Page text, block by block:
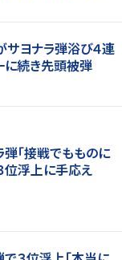
サヨナラ弾浴び４連
続き先頭被弾
弾「接戦でもものに
位浮上に手応え